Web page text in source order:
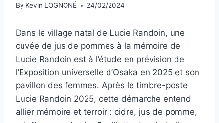
By Kevin LOGNONÉ 24/02/2024
Dans le village natal de Lucie Randoin, une
cuvée de jus de pommes à la mémoire de
Lucie Randoin est à l’étude en prévision de
l’Exposition universelle d’Osaka en 2025 et son
pavillon des femmes. Après le timbre-poste
Lucie Randoin 2025, cette démarche entend
allier mémoire et terroir : cidre, jus de pomme,